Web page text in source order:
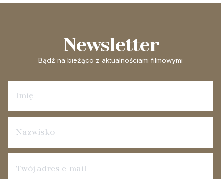
Newsletter
Bądź na bieżąco z aktualnościami filmowymi